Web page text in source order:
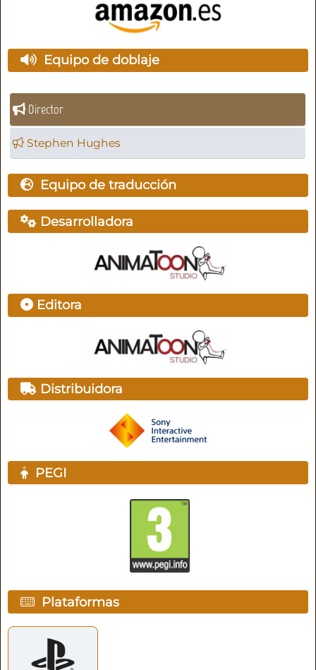
Equipo de doblaje
Director
Stephen Hughes
Equipo de traducción
Desarrolladora
Editora
Distribuidora
PEGI
Plataformas